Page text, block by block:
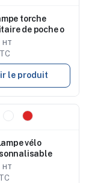
torche
de poche o
le produit
vélo